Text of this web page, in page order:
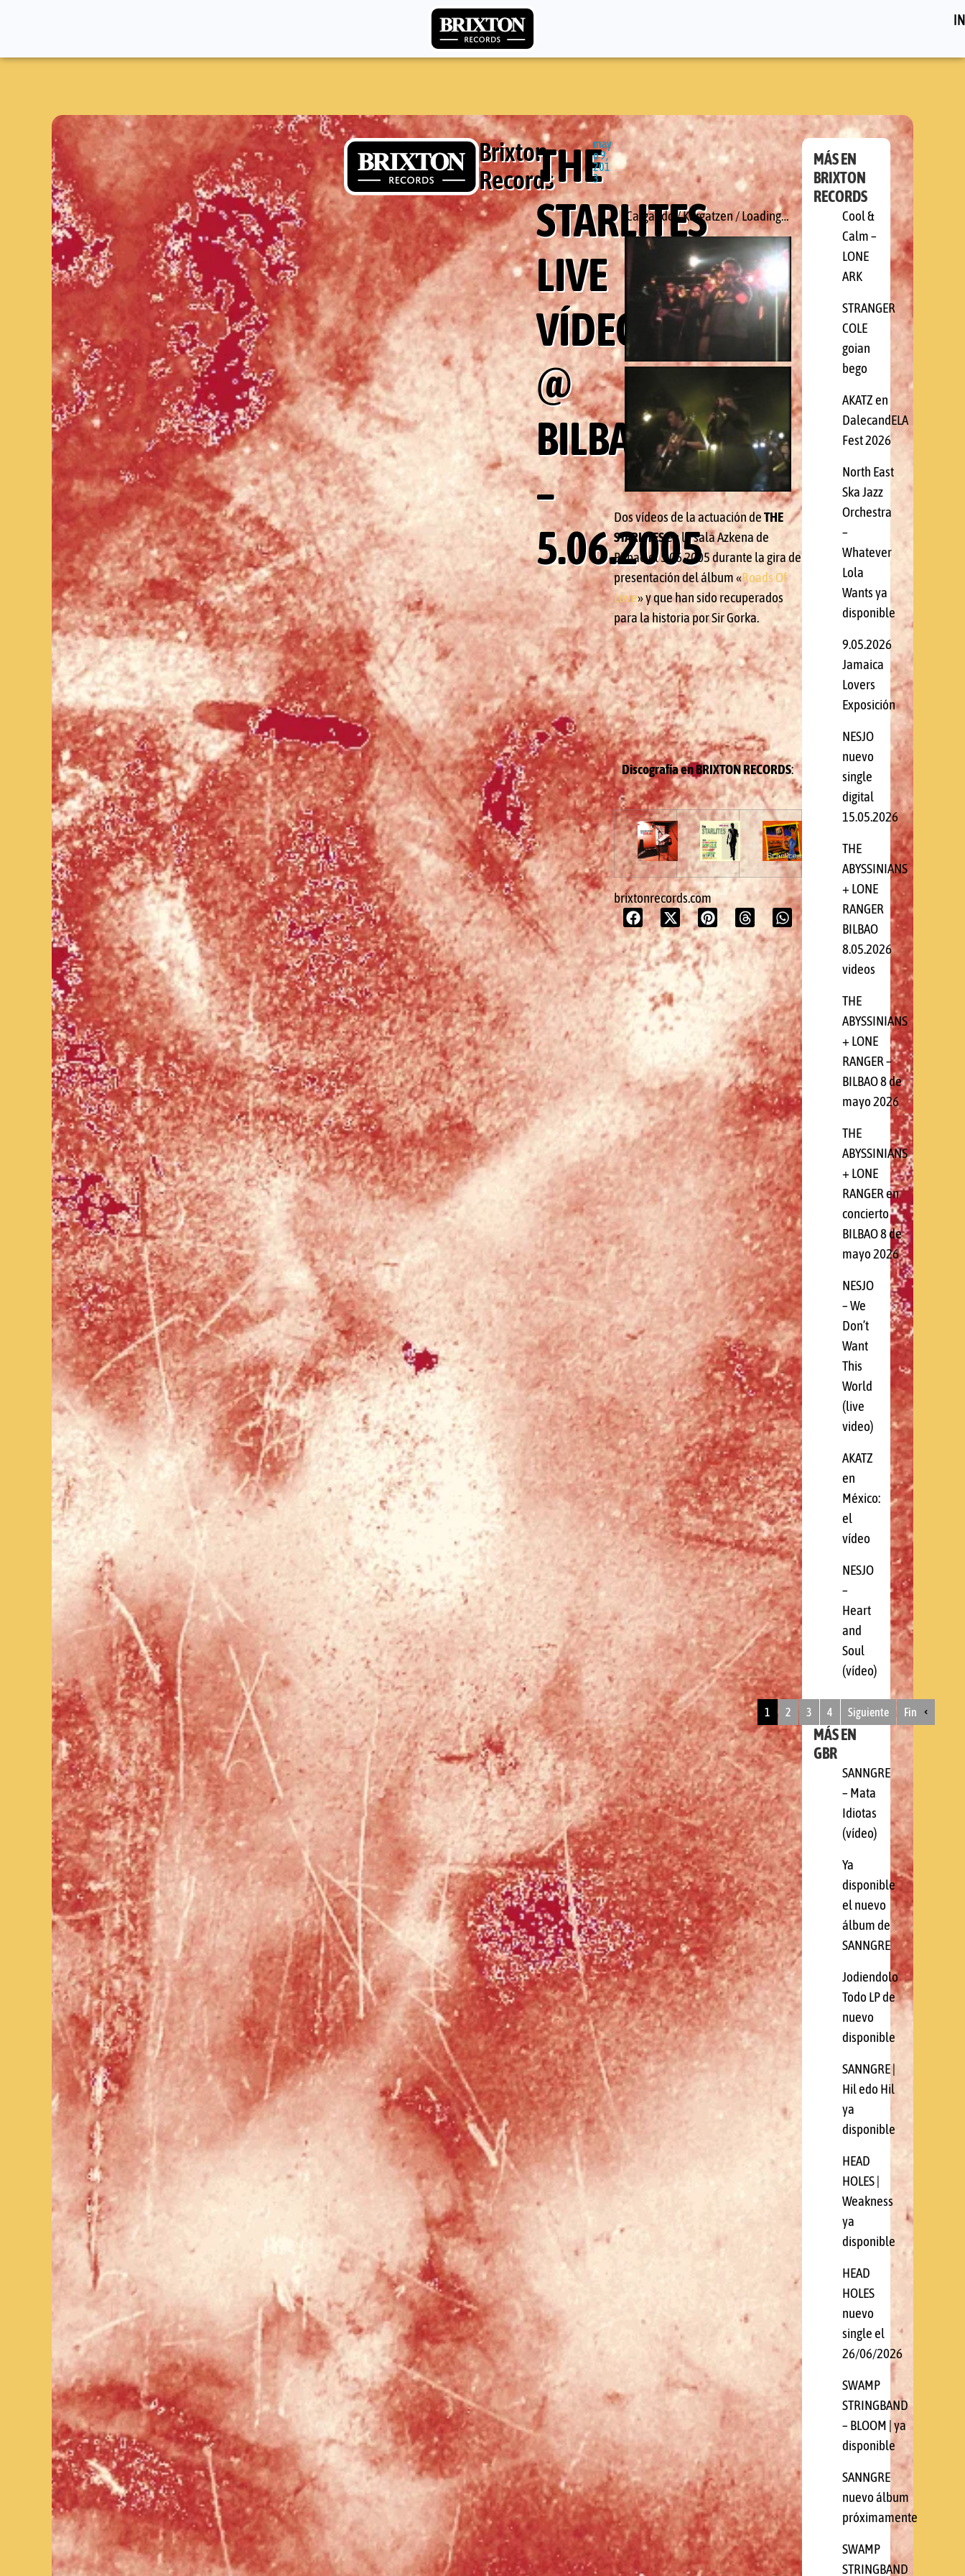
Brixton
RecordsTHE
STARLITES
LIVE
VÍDEOS
@
BILBAO
–
5.06.2005
may
o 9,
201
3
Cargando / Kargatzen / Loading…
Dos vídeos de la actuación deTHE
STARLITESen la sala Azkena de
Bilbao el 5.06.2005 durante la gira de
presentación del álbum «Roads Of
Love» y que han sido recuperados
para la historia por Sir Gorka.
Discografía en BRIXTON RECORDS:
brixtonrecords.com
MÁS EN
BRIXTON
RECORDS
Cool &
Calm –
LONE
ARK
STRANGER
COLE
goian
bego
AKATZ en
DalecandELA
Fest 2026
North East
Ska Jazz
Orchestra
–
Whatever
Lola
Wants ya
disponible
9.05.2026
Jamaica
Lovers
Exposición
NESJO
nuevo
single
digital
15.05.2026
THE
ABYSSINIANS
+ LONE
RANGER
BILBAO
8.05.2026
videos
THE
ABYSSINIANS
+ LONE
RANGER –
BILBAO 8 de
mayo 2026
THE
ABYSSINIANS
+ LONE
RANGER en
concierto
BILBAO 8 de
mayo 2026
NESJO
– We
Don’t
Want
This
World
(live
video)
AKATZ
en
México:
el
vídeo
NESJO
–
Heart
and
Soul
(vídeo)
1 2 3 4 Siguiente Fin
MÁS EN
GBR
SANNGRE
– Mata
Idiotas
(vídeo)
Ya
disponible
el nuevo
álbum de
SANNGRE
Jodiendolo
Todo LP de
nuevo
disponible
SANNGRE |
Hil edo Hil
ya
disponible
HEAD
HOLES |
Weakness
ya
disponible
HEAD
HOLES
nuevo
single el
26/06/2026
SWAMP
STRINGBAND
– BLOOM | ya
disponible
SANNGRE
nuevo álbum
próximamente
SWAMP
STRINGBAND